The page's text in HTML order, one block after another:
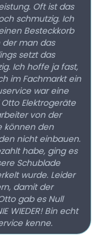
Oft ist das
schmutzig. Ich
Besteckkorb
der man das
setzt das
Ich hoffe ja fast,
im Fachmarkt ein
war eine
Elektrogeräte
von der
können den
nicht einbauen.
habe, ging es
Schublade
wurde. Leider
damit der
gab es Null
WIEDER! Bin echt
kenne.